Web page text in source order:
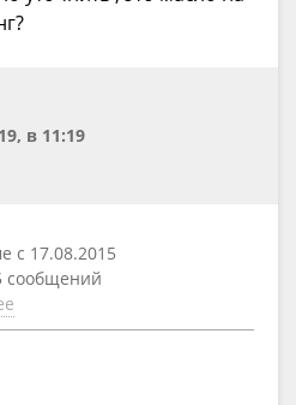
в 11:19
с 17.08.2015
сообщений